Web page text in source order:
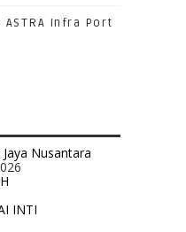
Infra Port
Nusantara
INTI